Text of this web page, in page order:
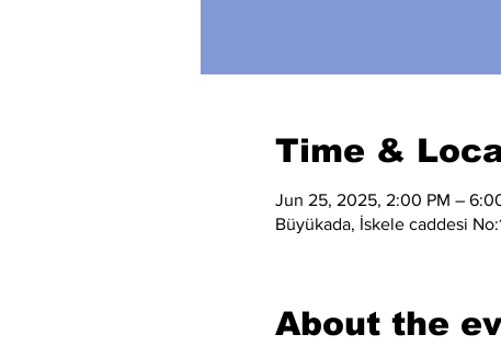
Time &
Jun 25, 2025, 2:00 PM –
Büyükada, İskele caddesi
About the